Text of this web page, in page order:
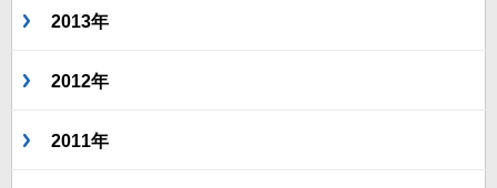
2013年
2012年
2011年